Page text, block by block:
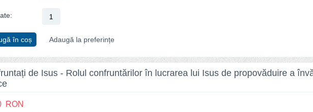
în coș Adaugă la preferințe
de Isus - Rolul confruntărilor în lucrarea lui Isus de propovăduire a
RON